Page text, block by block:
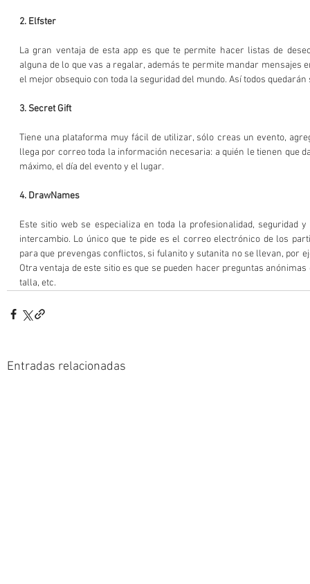
2. Elfster
La gran ventaja de esta app es que te permite hacer listas de
alguna de lo que vas a regalar, además te permite mandar mensajes
el mejor obsequio con toda la seguridad del mundo. Así todos
3. Secret Gift
Tiene una plataforma muy fácil de utilizar, sólo creas un evento,
llega por correo toda la información necesaria: a quién le tienen que
máximo, el día del evento y el lugar.
4. DrawNames
Este sitio web se especializa en toda la profesionalidad, seguridad
intercambio. Lo único que te pide es el correo electrónico de los
para que prevengas conflictos, si fulanito y sutanita no se llevan, por
Otra ventaja de este sitio es que se pueden hacer preguntas
talla, etc.
Entradas relacionadas